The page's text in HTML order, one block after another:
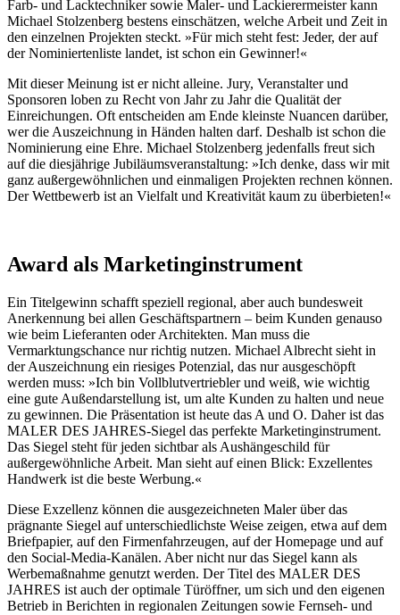
Farb- und Lacktechniker sowie Maler- und Lackierermeister kann
Michael Stolzenberg bestens einschätzen, welche Arbeit und Zeit in
den einzelnen Projekten steckt. »Für mich steht fest: Jeder, der auf
der Nominiertenliste landet, ist schon ein Gewinner!«
Mit dieser Meinung ist er nicht alleine. Jury, Veranstalter und
Sponsoren loben zu Recht von Jahr zu Jahr die Qualität der
Einreichungen. Oft entscheiden am Ende kleinste Nuancen darüber,
wer die Auszeichnung in Händen halten darf. Deshalb ist schon die
Nominierung eine Ehre. Michael Stolzenberg jedenfalls freut sich
auf die diesjährige Jubiläumsveranstaltung: »Ich denke, dass wir mit
ganz außergewöhnlichen und einmaligen Projekten rechnen können.
Der Wettbewerb ist an Vielfalt und Kreativität kaum zu überbieten!«
Award als Marketinginstrument
Ein Titelgewinn schafft speziell regional, aber auch bundesweit
Anerkennung bei allen Geschäftspartnern – beim Kunden genauso
wie beim Lieferanten oder Architekten. Man muss die
Vermarktungschance nur richtig nutzen. Michael Albrecht sieht in
der Auszeichnung ein riesiges Potenzial, das nur ausgeschöpft
werden muss: »Ich bin Vollblutvertriebler und weiß, wie wichtig
eine gute Außendarstellung ist, um alte Kunden zu halten und neue
zu gewinnen. Die Präsentation ist heute das A und O. Daher ist das
MALER DES JAHRES-Siegel das perfekte Marketinginstrument.
Das Siegel steht für jeden sichtbar als Aushängeschild für
außergewöhnliche Arbeit. Man sieht auf einen Blick: Exzellentes
Handwerk ist die beste Werbung.«
Diese Exzellenz können die ausgezeichneten Maler über das
prägnante Siegel auf unterschiedlichste Weise zeigen, etwa auf dem
Briefpapier, auf den Firmenfahrzeugen, auf der Homepage und auf
den Social-Media-Kanälen. Aber nicht nur das Siegel kann als
Werbemaßnahme genutzt werden. Der Titel des MALER DES
JAHRES ist auch der optimale Türöffner, um sich und den eigenen
Betrieb in Berichten in regionalen Zeitungen sowie Fernseh- und